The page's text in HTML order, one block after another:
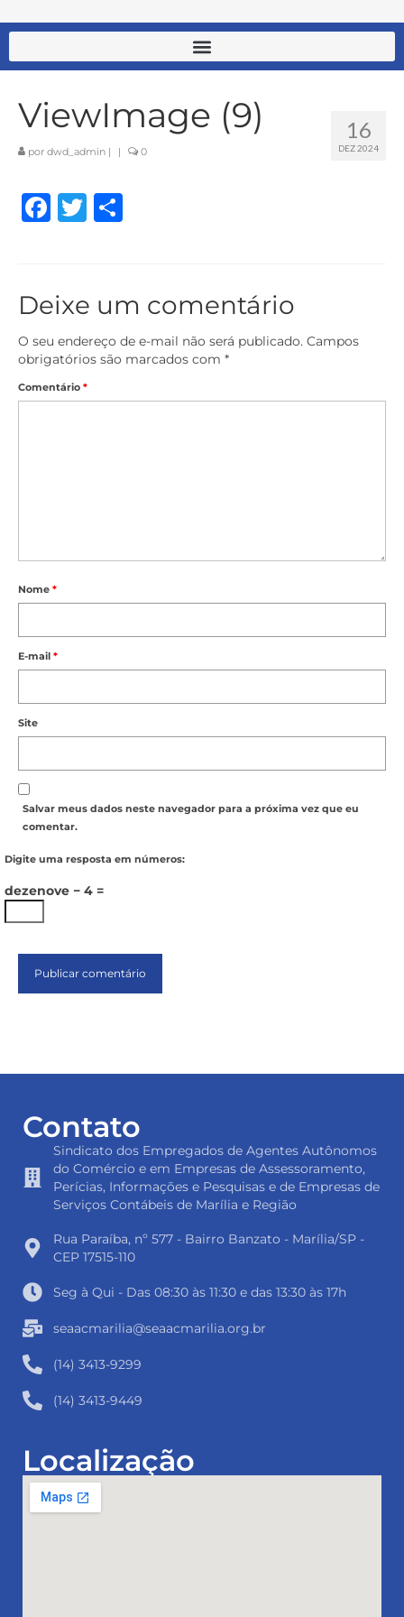
16
DEZ 2024
ViewImage (9)
por dwd_admin | | 0
Facebook
Twitter
Deixe um comentário
O seu endereço de e-mail não será publicado. Campos
obrigatórios são marcados com *
Comentário *
Nome *
E-mail *
Site
Salvar meus dados neste navegador para a próxima vez que eu
comentar.
Digite uma resposta em números:
dezenove − 4 =
Contato
Sindicato dos Empregados de Agentes Autônomos
do Comércio e em Empresas de Assessoramento,
Perícias, Informações e Pesquisas e de Empresas de
Serviços Contábeis de Marília e Região
Rua Paraíba, nº 577 - Bairro Banzato - Marília/SP -
CEP 17515-110
Seg à Qui - Das 08:30 às 11:30 e das 13:30 às 17h
seaacmarilia@seaacmarilia.org.br
(14) 3413-9299
(14) 3413-9449
Localização